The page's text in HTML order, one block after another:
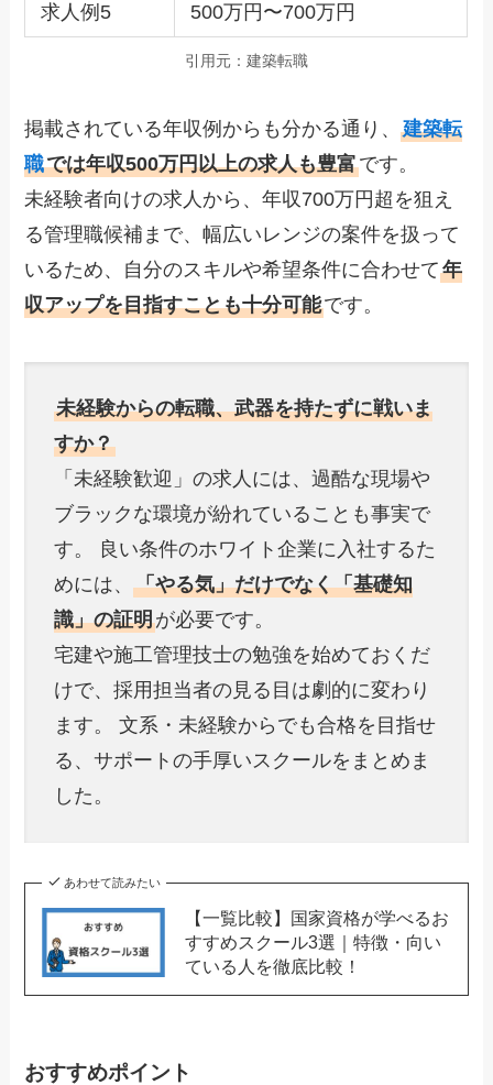
求人例5 500万円〜700万円
引用元：建築転職
掲載されている年収例からも分かる通り、建築転
職では年収500万円以上の求人も豊富です。
未経験者向けの求人から、年収700万円超を狙え
る管理職候補まで、幅広いレンジの案件を扱って
いるため、自分のスキルや希望条件に合わせて年
収アップを目指すことも十分可能です。
未経験からの転職、武器を持たずに戦いま
すか？
「未経験歓迎」の求人には、過酷な現場や
ブラックな環境が紛れていることも事実で
す。 良い条件のホワイト企業に入社するた
めには、「やる気」だけでなく「基礎知
識」の証明が必要です。
宅建や施工管理技士の勉強を始めておくだ
けで、採用担当者の見る目は劇的に変わり
ます。 文系・未経験からでも合格を目指せ
る、サポートの手厚いスクールをまとめま
した。
あわせて読みたい
【一覧比較】国家資格が学べるお
すすめスクール3選｜特徴・向い
ている人を徹底比較！
おすすめポイント